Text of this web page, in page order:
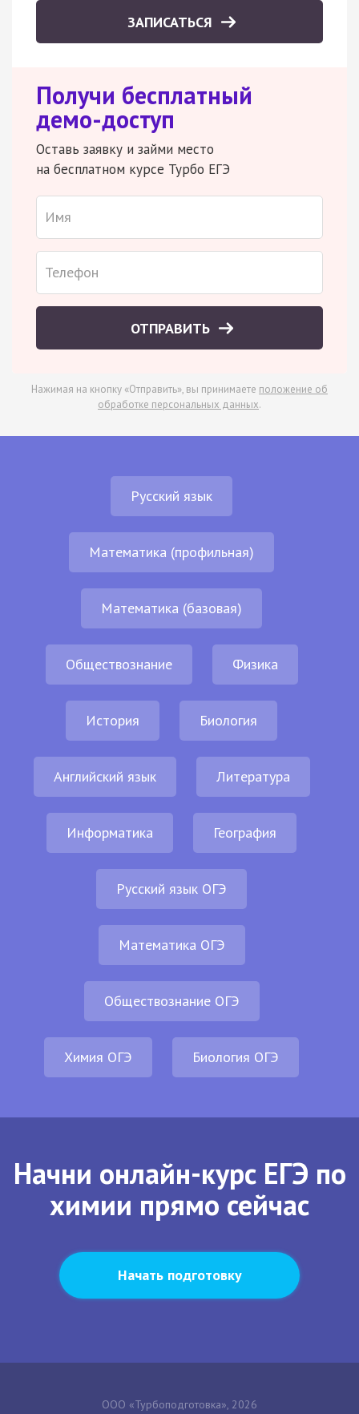
ЗАПИСАТЬСЯ
Получи бесплатный
демо-доступ
Оставь заявку и займи место
на бесплатном курсе Турбо ЕГЭ
ОТПРАВИТЬ
Нажимая на кнопку «Отправить», вы принимаете положение об
обработке персональных данных.
Русский язык
Математика (профильная)
Математика (базовая)
Обществознание Физика
История Биология
Английский язык Литература
Информатика География
Русский язык ОГЭ
Математика ОГЭ
Обществознание ОГЭ
Химия ОГЭ Биология ОГЭ
Начни онлайн-курс ЕГЭ по
химии прямо сейчас
Начать подготовку
ООО «Турбоподготовка», 2026